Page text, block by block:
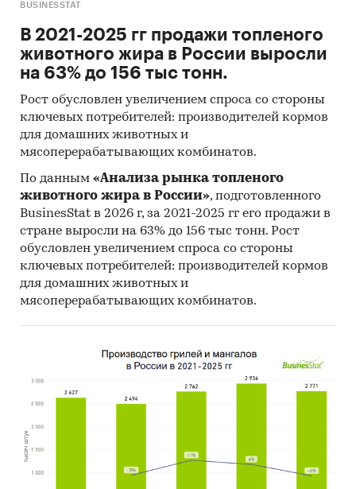
BUSINESSTAT
В 2021-2025 гг продажи топленого
животного жира в России выросли
на 63% до 156 тыс тонн.
Рост обусловлен увеличением спроса со стороны
ключевых потребителей: производителей кормов
для домашних животных и
мясоперерабатывающих комбинатов.
По данным «Анализа рынка топленого
животного жира в России», подготовленного
BusinesStat в 2026 г, за 2021-2025 гг его продажи в
стране выросли на 63% до 156 тыс тонн. Рост
обусловлен увеличением спроса со стороны
ключевых потребителей: производителей кормов
для домашних животных и
мясоперерабатывающих комбинатов.